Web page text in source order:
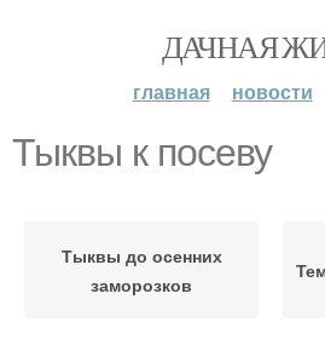
ДАЧНАЯ
главная новости
Тыквы к посеву
Тыквы до осенних
заморозков